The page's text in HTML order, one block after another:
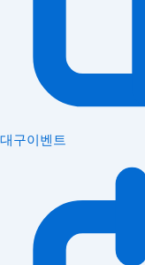
대구이벤트